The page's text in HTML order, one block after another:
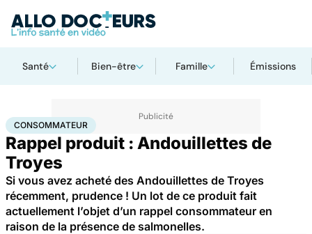
Santé Bien-être Famille Émissions
AccueilSantéConsommateur
CONSOMMATEUR
Rappel produit : Andouillettes de
Troyes
Si vous avez acheté des Andouillettes de Troyes
récemment, prudence ! Un lot de ce produit fait
actuellement l’objet d’un rappel consommateur en
raison de la présence de salmonelles.